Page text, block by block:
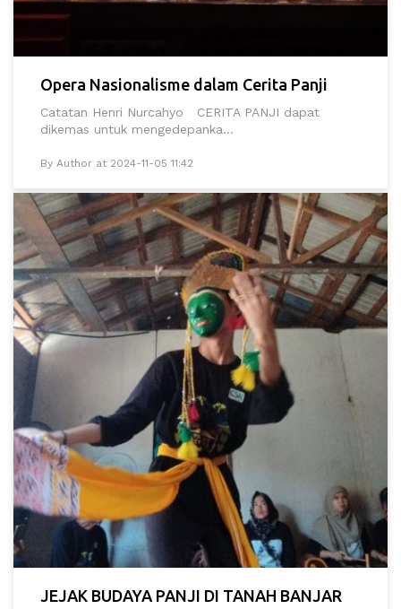
Opera Nasionalisme dalam Cerita Panji
Catatan Henri Nurcahyo CERITA PANJI dapat
dikemas untuk mengedepanka...
By Author at 2024-11-05 11:42
JEJAK BUDAYA PANJI DI TANAH BANJAR